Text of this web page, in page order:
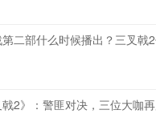
二部什么时候播出？三叉戟
戟2》：警匪对决，三位大咖